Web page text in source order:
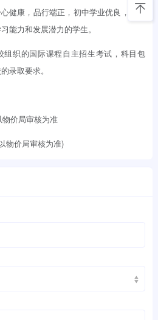
健康，品行端正，初中学业优良，英语
能力和发展潜力的学生。
组织的国际课程自主招生考试，科目包
录取要求。
价局审核为准
物价局审核为准)